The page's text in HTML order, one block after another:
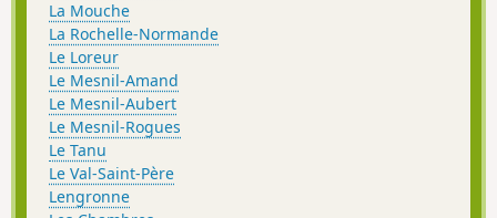
La Mouche
La Rochelle-Normande
Le Loreur
Le Mesnil-Amand
Le Mesnil-Aubert
Le Mesnil-Rogues
Le Tanu
Le Val-Saint-Père
Lengronne